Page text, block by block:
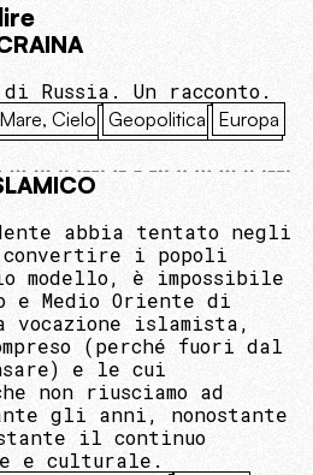
di Russia. Un racconto.
Cielo Geopolitica Europa
abbia tentato negli
i popoli
modello, è impossibile
e Medio Oriente di
islamista,
(perché fuori dal
e le cui
non riusciamo ad
gli anni, nonostante
il continuo
e culturale.